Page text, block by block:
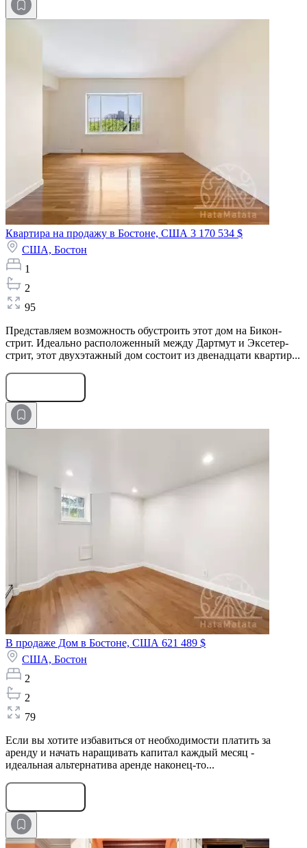
Квартира на продажу в Бостоне, США 3 170 534 $
США, Бостон
1
2
95
Представляем возможность обустроить этот дом на Бикон-
стрит. Идеально расположенный между Дартмут и Эксетер-
стрит, этот двухэтажный дом состоит из двенадцати квартир...
В продаже Дом в Бостоне, США 621 489 $
США, Бостон
2
2
79
Если вы хотите избавиться от необходимости платить за
аренду и начать наращивать капитал каждый месяц -
идеальная альтернатива аренде наконец-то...